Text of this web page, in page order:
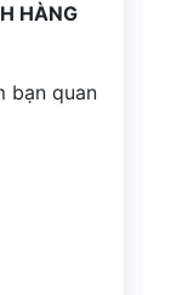
HÀNG
bạn quan